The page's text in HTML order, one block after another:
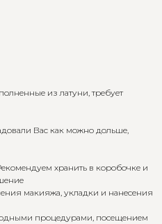
из латуни, требует
Вас как можно дольше,
хранить в коробочке и
макияжа, укладки и нанесения
процедурами, посещением